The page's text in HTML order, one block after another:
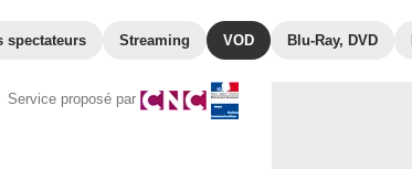
spectateurs Streaming VOD Blu-Ray, DVD
Service proposé par